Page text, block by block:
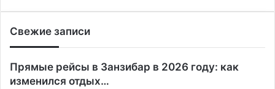
Свежие записи
Прямые рейсы в Занзибар в 2026 году: как
изменился отдых…